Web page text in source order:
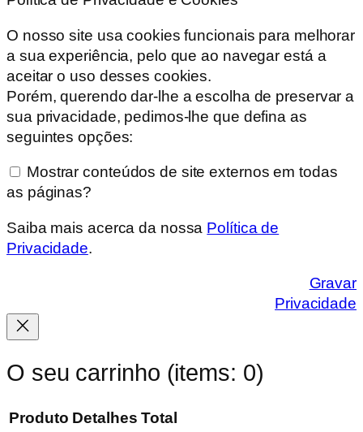
O nosso site usa cookies funcionais para melhorar
a sua experiência, pelo que ao navegar está a
aceitar o uso desses cookies.
Porém, querendo dar-lhe a escolha de preservar a
sua privacidade, pedimos-lhe que defina as
seguintes opções:
Mostrar conteúdos de site externos em todas
as páginas?
Saiba mais acerca da nossa Política de
Privacidade.
Gravar
Privacidade
O seu carrinho (items: 0)
Produto Detalhes Total